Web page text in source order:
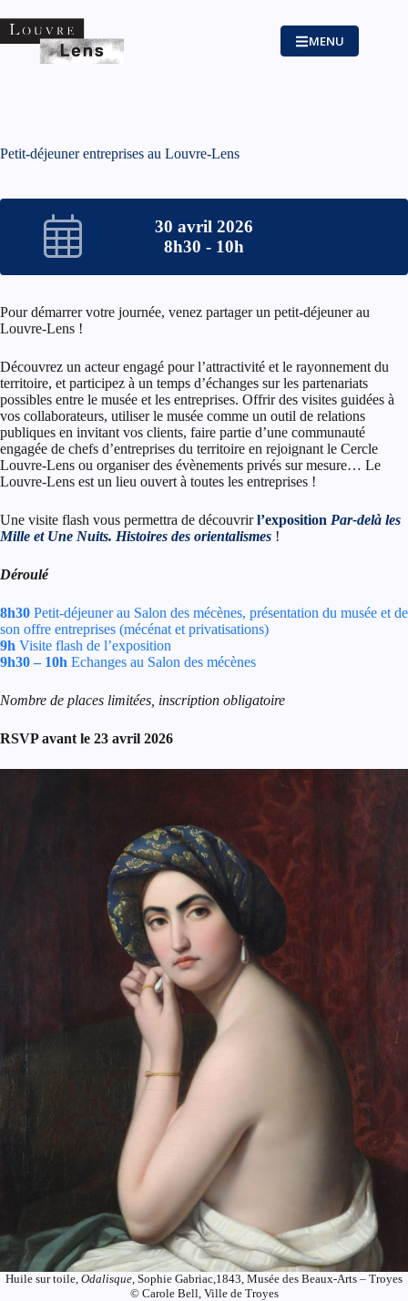
au
contenu
MENU
Petit-déjeuner entreprises au Louvre-Lens
30 avril 2026
8h30 - 10h
Pour démarrer votre journée, venez partager un petit-déjeuner au
Louvre-Lens !
Découvrez un acteur engagé pour l’attractivité et le rayonnement du
territoire, et participez à un temps d’échanges sur les partenariats
possibles entre le musée et les entreprises. Offrir des visites guidées à
vos collaborateurs, utiliser le musée comme un outil de relations
publiques en invitant vos clients, faire partie d’une communauté
engagée de chefs d’entreprises du territoire en rejoignant le Cercle
Louvre-Lens ou organiser des évènements privés sur mesure… Le
Louvre-Lens est un lieu ouvert à toutes les entreprises !
Une visite flash vous permettra de découvrirl’exposition Par-delà les
Mille et Une Nuits. Histoires des orientalismes !
Déroulé
8h30 Petit-déjeuner au Salon des mécènes, présentation du musée et de
son offre entreprises (mécénat et privatisations)
9h Visite flash de l’exposition
9h30 – 10h Echanges au Salon des mécènes
Nombre de places limitées, inscription obligatoire
RSVP avant le 23 avril 2026
Huile sur toile, Odalisque, Sophie Gabriac,1843, Musée des Beaux-Arts – Troyes
© Carole Bell, Ville de Troyes